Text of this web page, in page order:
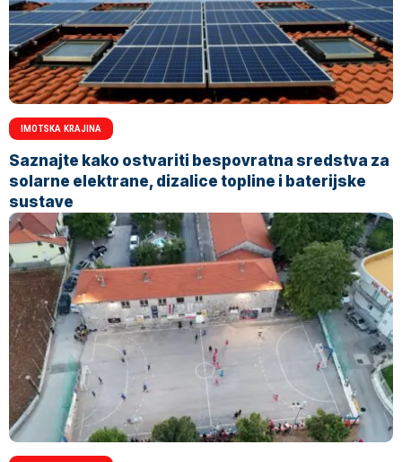
IMOTSKA KRAJINA
Saznajte kako ostvariti bespovratna sredstva za
solarne elektrane, dizalice topline i baterijske
sustave